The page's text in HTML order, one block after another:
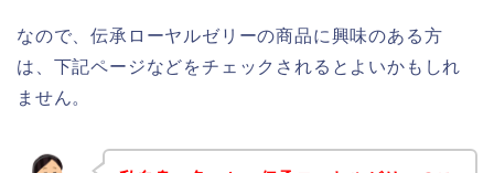
なので、伝承ローヤルゼリーの商品に興味のある方
は、下記ページなどをチェックされるとよいかもしれ
ません。